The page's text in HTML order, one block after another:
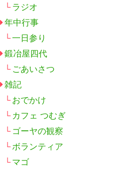
ラジオ
年中行事
一日参り
鍛冶屋四代
ごあいさつ
雑記
おでかけ
カフェ つむぎ
ゴーヤの観察
ボランティア
マゴ